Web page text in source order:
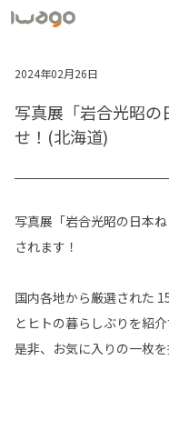
2024年02月26日
写真展「岩合光昭の
せ！(北海道)
写真展「岩合光昭の日本
されます！
国内各地から厳選された
とヒトの暮らしぶりを紹
是非、お気に入りの一枚を